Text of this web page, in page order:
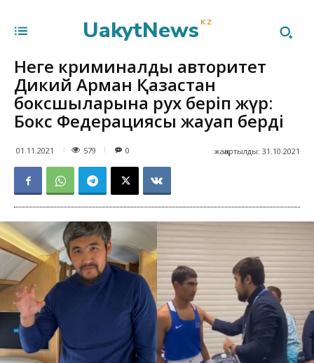
UakytNews KZ
Неге криминалдық авторитет
Дикий Арман Қазақстан
боксшыларына рух беріп жүр:
Бокс Федерациясы жауап берді
01.11.2021 579 жаңартылды: 31.10.2021
0